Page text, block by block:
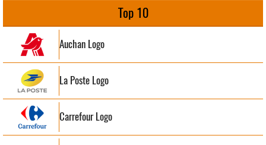
Top 10
Auchan Logo
La Poste Logo
Carrefour Logo